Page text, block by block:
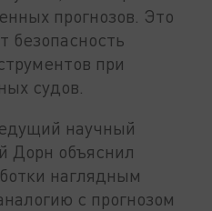
прогнозов. Это
безопасность
при
судов.
научный
объяснил
наглядным
с прогнозом